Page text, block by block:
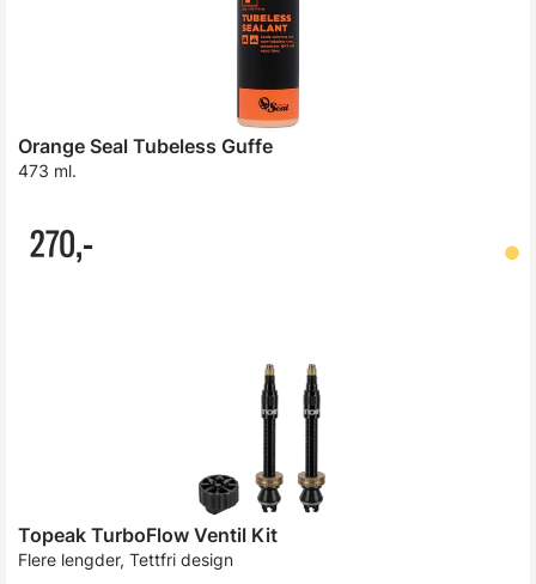
Orange Seal Tubeless Guffe
473 ml.
270,-
Topeak TurboFlow Ventil Kit
Flere lengder, Tettfri design